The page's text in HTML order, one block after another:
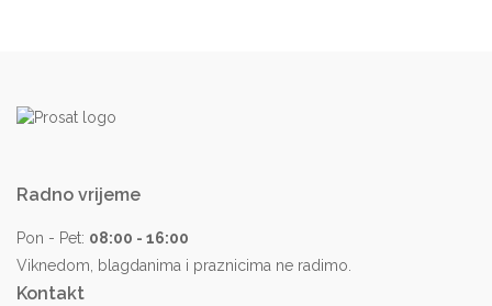
Radno vrijeme
Pon - Pet: 08:00 - 16:00
Viknedom, blagdanima i praznicima ne radimo.
Kontakt